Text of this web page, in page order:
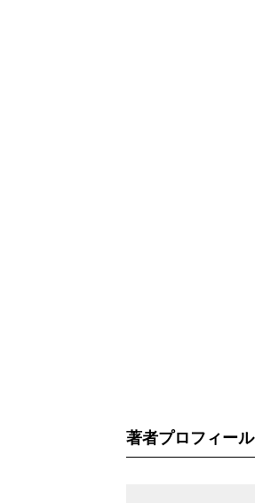
著者プロフィール